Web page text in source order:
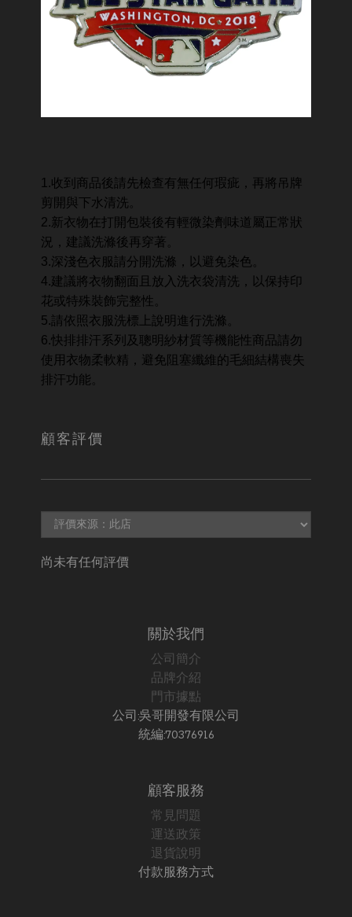
1.收到商品後請先檢查有無任何瑕疵，再將吊牌
剪開與下水清洗。
2.新衣物在打開包裝後有輕微染劑味道屬正常狀
況，建議洗滌後再穿著。
3.深淺色衣服請分開洗滌，以避免染色。
4.建議將衣物翻面且放入洗衣袋清洗，以保持印
花或特殊裝飾完整性。
5.請依照衣服洗標上說明進行洗滌。
6.快排排汗系列及聰明紗材質等機能性商品請勿
使用衣物柔軟精，避免阻塞纖維的毛細結構喪失
排汗功能。
顧客評價
尚未有任何評價
關於我們
公司簡介
品牌介紹
門市據點
公司:吳哥開發有限公司
統編:70376916
顧客服務
常見問題
運送政策
退貨說明
付款服務方式